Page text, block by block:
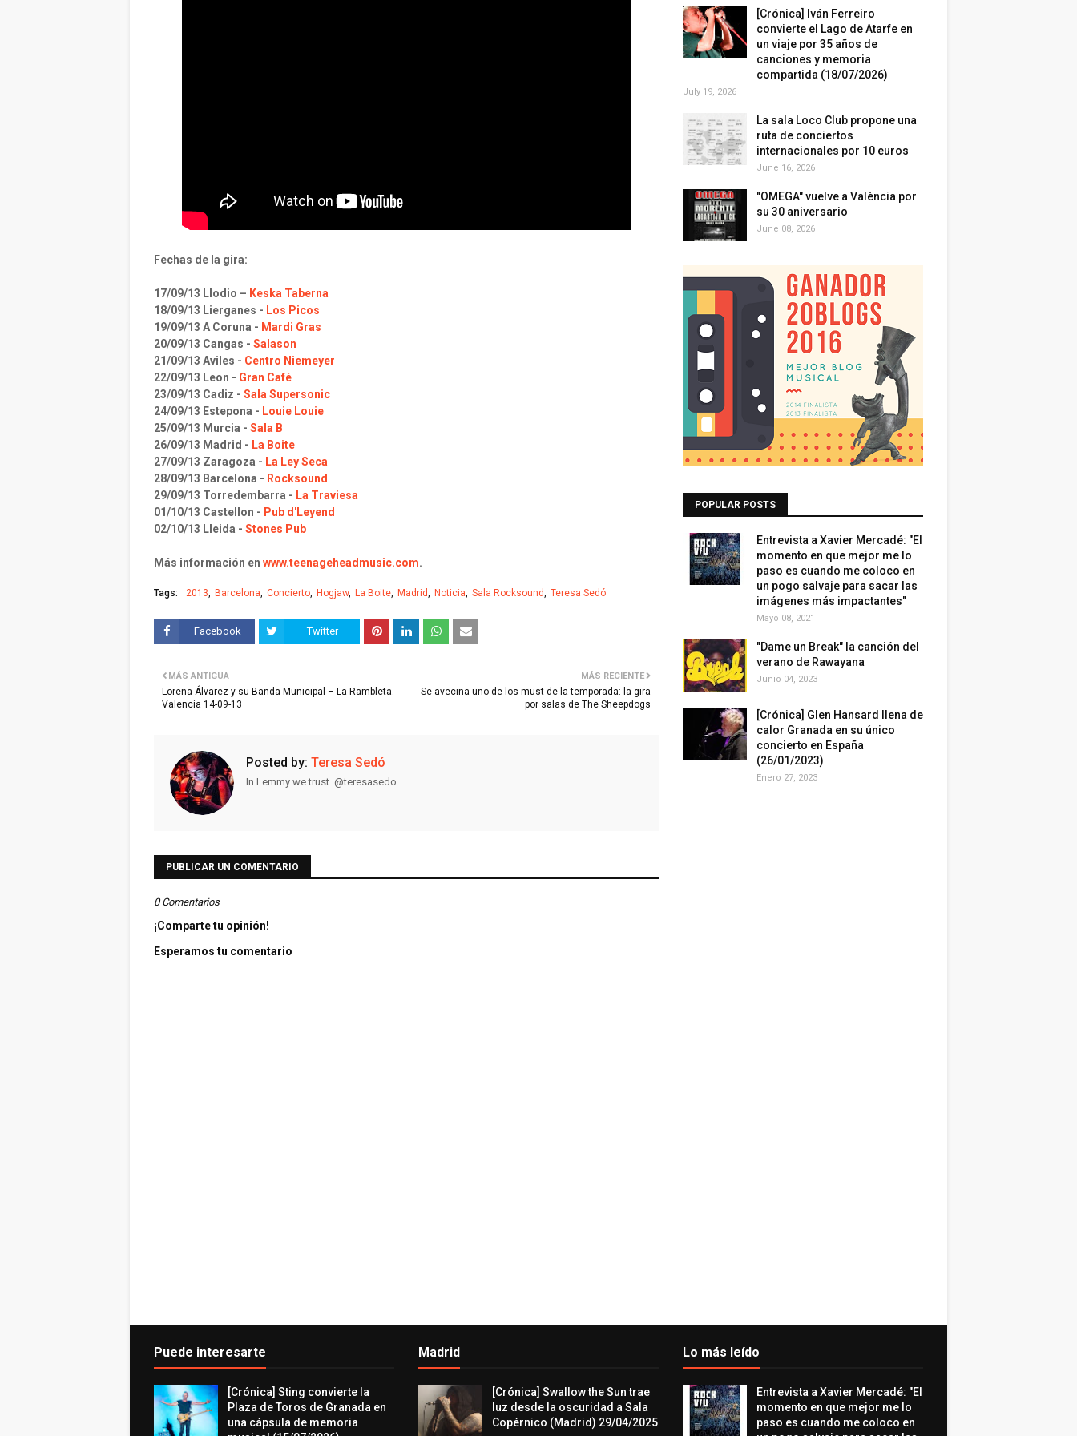
Fechas de la gira:
17/09/13 Llodio – Keska Taberna
18/09/13 Lierganes - Los Picos
19/09/13 A Coruna - Mardi Gras
20/09/13 Cangas - Salason
21/09/13 Aviles - Centro Niemeyer
22/09/13 Leon - Gran Café
23/09/13 Cadiz - Sala Supersonic
24/09/13 Estepona - Louie Louie
25/09/13 Murcia - Sala B
26/09/13 Madrid - La Boite
27/09/13 Zaragoza - La Ley Seca
28/09/13 Barcelona - Rocksound
29/09/13 Torredembarra - La Traviesa
01/10/13 Castellon - Pub d'Leyend
02/10/13 Lleida - Stones Pub
Más información en www.teenageheadmusic.com.
Tags: 2013 Barcelona Concierto Hogjaw La Boite Madrid Noticia Sala Rocksound Teresa Sedó
Facebook Twitter
MÁS RECIENTE
Se avecina uno de los must de la temporada: la gira
por salas de The Sheepdogs
MÁS ANTIGUA
Lorena Álvarez y su Banda Municipal – La Rambleta.
Valencia 14-09-13
Posted by: Teresa Sedó
In Lemmy we trust. @teresasedo
PUBLICAR UN COMENTARIO
0 Comentarios
¡Comparte tu opinión!
Esperamos tu comentario
[Crónica] Iván Ferreiro
convierte el Lago de Atarfe en
un viaje por 35 años de
canciones y memoria
compartida (18/07/2026)
July 19, 2026
La sala Loco Club propone una
ruta de conciertos
internacionales por 10 euros
June 16, 2026
"OMEGA" vuelve a València por
su 30 aniversario
June 08, 2026
POPULAR POSTS
Entrevista a Xavier Mercadé: "El
momento en que mejor me lo
paso es cuando me coloco en
un pogo salvaje para sacar las
imágenes más impactantes"
Mayo 08, 2021
"Dame un Break" la canción del
verano de Rawayana
Junio 04, 2023
[Crónica] Glen Hansard llena de
calor Granada en su único
concierto en España
(26/01/2023)
Enero 27, 2023
Puede interesarte
[Crónica] Sting convierte la
Plaza de Toros de Granada en
una cápsula de memoria
Madrid
[Crónica] Swallow the Sun trae
luz desde la oscuridad a Sala
Copérnico (Madrid) 29/04/2025
Lo más leído
Entrevista a Xavier Mercadé: "El
momento en que mejor me lo
paso es cuando me coloco en